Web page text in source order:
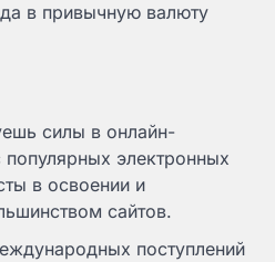
в привычную валюту
силы в онлайн-
электронных
в освоении и
сайтов.
поступлений